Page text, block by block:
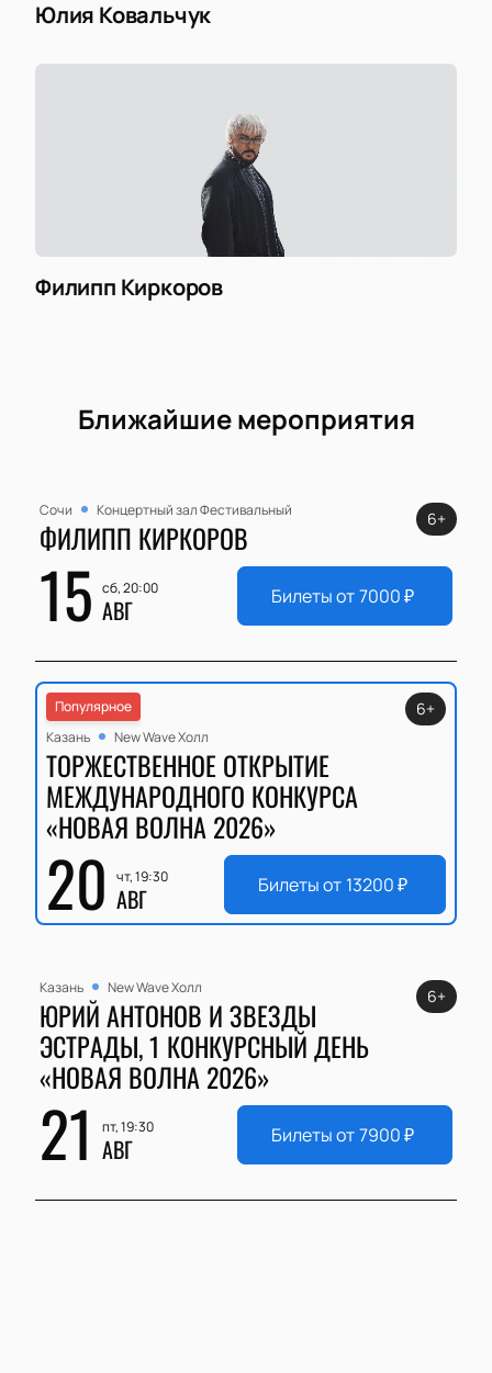
Юлия Ковальчук
Филипп Киркоров
Ближайшие мероприятия
Сочи Концертный зал Фестивальный
ФИЛИПП КИРКОРОВ
15 сб, 20:00
АВГ
6+
Билеты от7000₽
Популярное
Казань
New Wave Холл
ТОРЖЕСТВЕННОЕ ОТКРЫТИЕ
МЕЖДУНАРОДНОГО КОНКУРСА
«НОВАЯ ВОЛНА 2026»
20 чт, 19:30
АВГ
6+
Билеты от 13200₽
Казань New Wave Холл
ЮРИЙ АНТОНОВ И ЗВЕЗДЫ
ЭСТРАДЫ, 1 КОНКУРСНЫЙ ДЕНЬ
«НОВАЯ ВОЛНА 2026»
21 пт, 19:30
АВГ
6+
Билеты от7900₽